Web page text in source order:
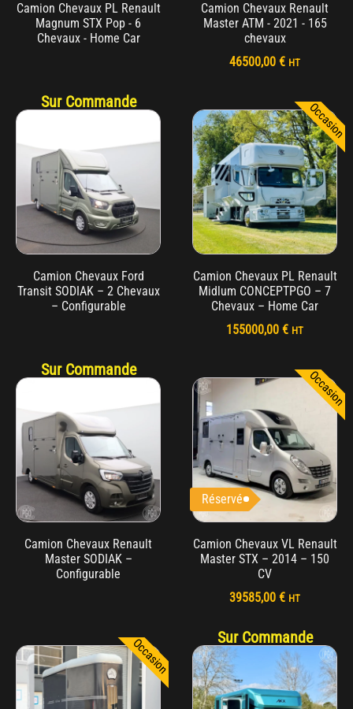
Camion Chevaux PL Renault
Magnum STX Pop - 6
Chevaux - Home Car
Camion Chevaux Renault
Master ATM - 2021 - 165
chevaux
46500,00 € HT
Camion Chevaux Ford
Transit SODIAK – 2 Chevaux
– Configurable
Sur Commande
Camion Chevaux PL Renault
Midlum CONCEPTPGO – 7
Chevaux – Home Car
155000,00 € HT
Occasion
Camion Chevaux Renault
Master SODIAK –
Configurable
Sur Commande
Camion Chevaux VL Renault
Master STX – 2014 – 150
CV
39585,00 € HT
Occasion
Réservé
Occasion Sur Commande